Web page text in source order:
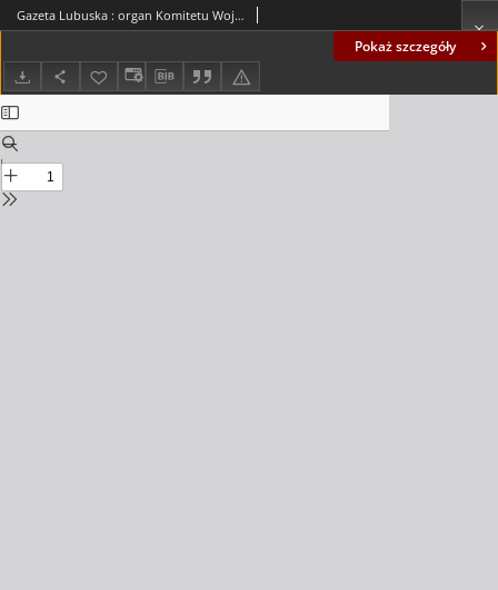
Pokaż szczegóły
Gazeta Lubuska : organ Komitetu Wojewódzkiego Polskiej Zjednoczonej Partii Robotniczej R. II Nr 36 (6 lutego 1949). - Wyd. ABC